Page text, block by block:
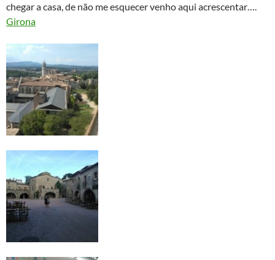
chegar a casa, de não me esquecer venho aqui acrescentar….
Girona